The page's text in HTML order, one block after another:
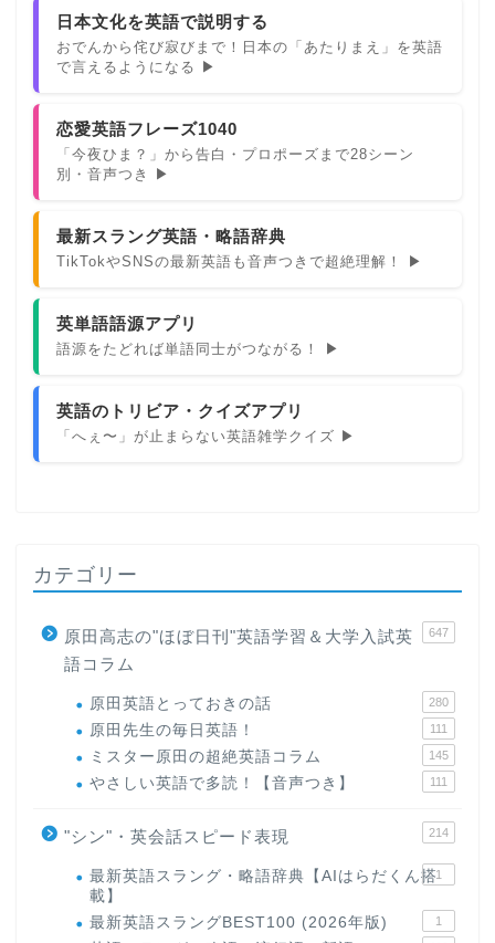
日本文化を英語で説明する
おでんから侘び寂びまで！日本の「あたりまえ」を英語
で言えるようになる ▶
恋愛英語フレーズ1040
「今夜ひま？」から告白・プロポーズまで28シーン
別・音声つき ▶
最新スラング英語・略語辞典
TikTokやSNSの最新英語も音声つきで超絶理解！ ▶
英単語語源アプリ
語源をたどれば単語同士がつながる！ ▶
英語のトリビア・クイズアプリ
「へぇ〜」が止まらない英語雑学クイズ ▶
カテゴリー
原田高志の"ほぼ日刊"英語学習＆大学入試英
語コラム
647
原田英語とっておきの話 280
原田先生の毎日英語！ 111
ミスター原田の超絶英語コラム 145
やさしい英語で多読！【音声つき】 111
"シン"・英会話スピード表現 214
最新英語スラング・略語辞典【AIはらだくん搭
載】
1
最新英語スラングBEST100 (2026年版) 1